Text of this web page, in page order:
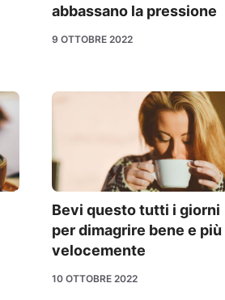
abbassano la pressione
9 OTTOBRE 2022
Bevi questo tutti i giorni
per dimagrire bene e più
velocemente
10 OTTOBRE 2022